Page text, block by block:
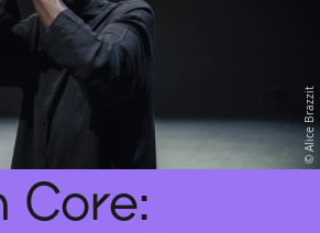
Alice Brazzit
Core: